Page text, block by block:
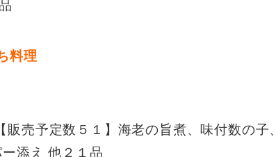
売予定数５１】 海老の旨煮、味付数の子、
添え 他２１品